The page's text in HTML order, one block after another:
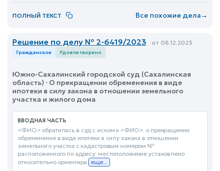
ПОЛНЫЙ ТЕКСТ Все похожие дела→
Решение по делу № 2-6419/2023 от 06.12.2023
Гражданское Удовлетворено
Южно-Сахалинский городской суд (Сахалинская
область) · О прекращении обременения в виде
ипотеки в силу закона в отношении земельного
участка и жилого дома
ВВОДНАЯ ЧАСТЬ
<ФИО> обратилась в суд с иском к <ФИО>. о прекращении
обременения в виде ипотеки в силу закона в отношении
земельного участка с кадастровым номером №
расположенного по адресу: местоположение установлено
относительно ориентира еще...